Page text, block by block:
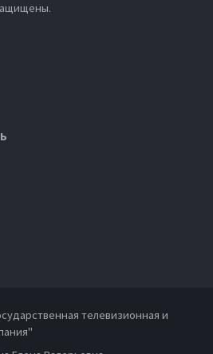
телевизионная и